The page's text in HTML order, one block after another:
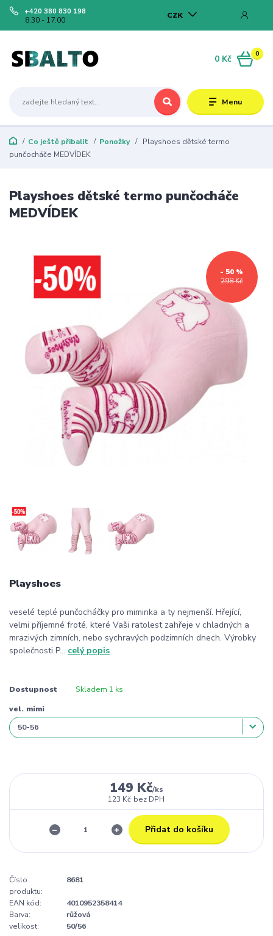
Menu
CZK
+420 380 830 198
8.30 - 17.00
0
0 Kč
Co ještě přibalit Ponožky
Playshoes dětské termo
punčocháče MEDVÍDEK
Playshoes dětské termo punčocháče
MEDVÍDEK
298 Kč
- 50 %
Playshoes
veselé teplé punčocháčky pro miminka a ty nejmenší. Hřející,
velmi příjemné froté, které Vaši ratolest zahřeje v chladných a
mrazivých zimních, nebo sychravých podzimních dnech. Výrobky
společnosti P... celý popis
Dostupnost Skladem 1 ks
vel. mimi
149 Kč/ks
123 Kč bez DPH
Přidat do košíku
Číslo
produktu:
8681
EAN kód:
4010952358414
Barva:
růžová
velikost:
50/56